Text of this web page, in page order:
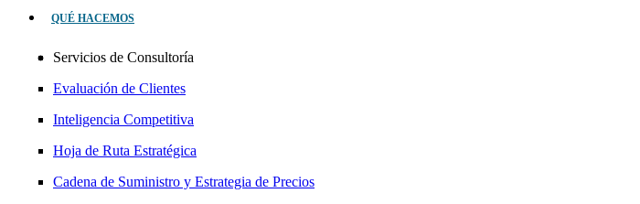
QUÉ HACEMOS
Servicios de Consultoría
Evaluación de Clientes
Inteligencia Competitiva
Hoja de Ruta Estratégica
Cadena de Suministro y Estrategia de Precios